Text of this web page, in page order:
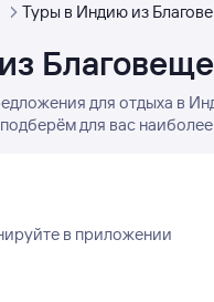
Туры в Индию из
для отдыха в
для вас
в приложении